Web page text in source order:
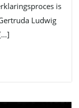
is
Ludwig